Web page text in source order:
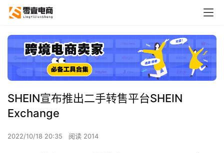
SHEIN宣布推出二手转售平台SHEIN
Exchange
2022/10/18 20:35 阅读 2014